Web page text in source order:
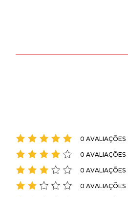
0 AVALIAÇÕES
0 AVALIAÇÕES
0 AVALIAÇÕES
0 AVALIAÇÕES